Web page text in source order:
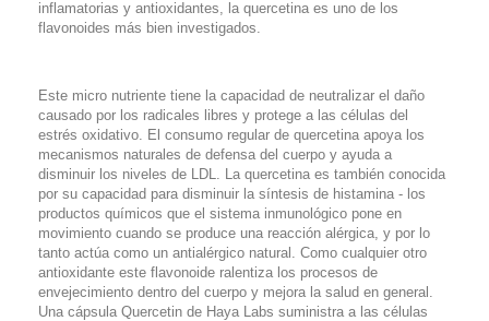
inflamatorias y antioxidantes, la quercetina es uno de los
flavonoides más bien investigados.
Este micro nutriente tiene la capacidad de neutralizar el daño
causado por los radicales libres y protege a las células del
estrés oxidativo. El consumo regular de quercetina apoya los
mecanismos naturales de defensa del cuerpo y ayuda a
disminuir los niveles de LDL. La quercetina es también conocida
por su capacidad para disminuir la síntesis de histamina - los
productos químicos que el sistema inmunológico pone en
movimiento cuando se produce una reacción alérgica, y por lo
tanto actúa como un antialérgico natural. Como cualquier otro
antioxidante este flavonoide ralentiza los procesos de
envejecimiento dentro del cuerpo y mejora la salud en general.
Una cápsula Quercetin de Haya Labs suministra a las células